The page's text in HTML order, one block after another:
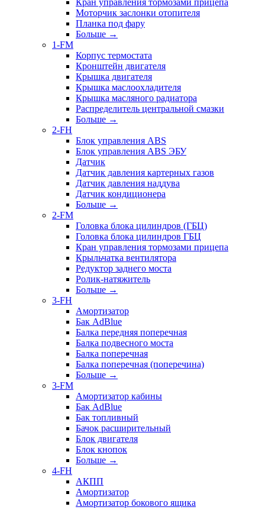
Кран управления тормозами прицепа
Моторчик заслонки отопителя
Планка под фару
Больше →
1-FM
Корпус термостата
Кронштейн двигателя
Крышка двигателя
Крышка маслоохладителя
Крышка масляного радиатора
Распределитель центральной смазки
Больше →
2-FH
Блок управления ABS
Блок управления ABS ЭБУ
Датчик
Датчик давления картерных газов
Датчик давления наддува
Датчик кондиционера
Больше →
2-FM
Головка блока цилиндров (ГБЦ)
Головка блока цилиндров ГБЦ
Кран управления тормозами прицепа
Крыльчатка вентилятора
Редуктор заднего моста
Ролик-натяжитель
Больше →
3-FH
Амортизатор
Бак AdBlue
Балка передняя поперечная
Балка подвесного моста
Балка поперечная
Балка поперечная (поперечина)
Больше →
3-FM
Амортизатор кабины
Бак AdBlue
Бак топливный
Бачок расширительный
Блок двигателя
Блок кнопок
Больше →
4-FH
АКПП
Амортизатор
Амортизатор бокового ящика